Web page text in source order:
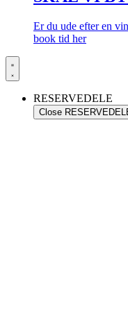
Er du ude efter en
book tid her
RESERVEDELE
Close